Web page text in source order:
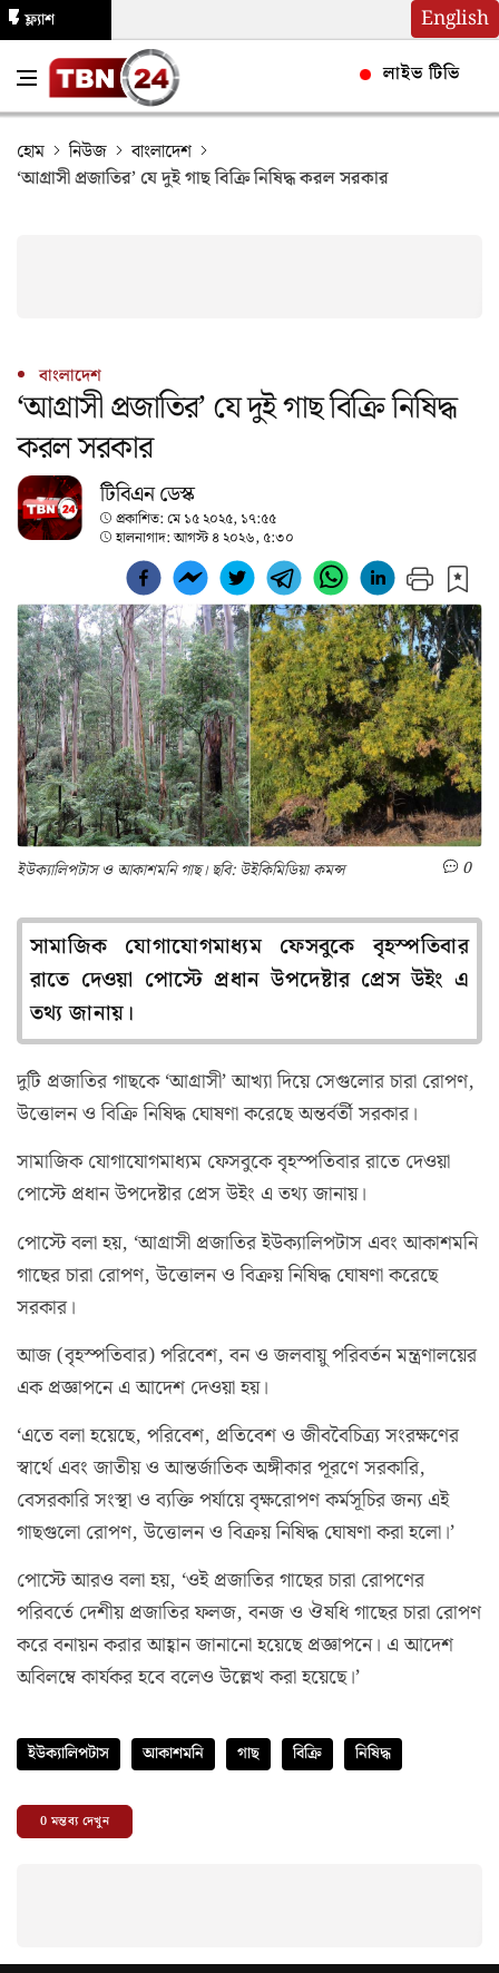
English
ফ্ল্যাশ
লাইভ টিভি
হোম নিউজ
বাংলাদেশ
‘আগ্রাসী প্রজাতির’ যে দুই গাছ বিক্রি নিষিদ্ধ করল সরকার
বাংলাদেশ
‘আগ্রাসী প্রজাতির’ যে দুই গাছ বিক্রি নিষিদ্ধ
করল সরকার
টিবিএন ডেস্ক
প্রকাশিত: মে ১৫ ২০২৫, ১৭:৫৫
হালনাগাদ:আগস্ট ৪ ২০২৬, ৫:৩০
ইউক্যালিপটাস ও আকাশমনি গাছ। ছবি: উইকিমিডিয়া কমন্স 0
সামাজিক যোগাযোগমাধ্যম ফেসবুকে বৃহস্পতিবার
রাতে দেওয়া পোস্টে প্রধান উপদেষ্টার প্রেস উইং এ
তথ্য জানায়।
দুটি প্রজাতির গাছকে ‘আগ্রাসী’ আখ্যা দিয়ে সেগুলোর চারা রোপণ,
উত্তোলন ও বিক্রি নিষিদ্ধ ঘোষণা করেছে অন্তর্বর্তী সরকার।
সামাজিক যোগাযোগমাধ্যম ফেসবুকে বৃহস্পতিবার রাতে দেওয়া
পোস্টে প্রধান উপদেষ্টার প্রেস উইং এ তথ্য জানায়।
পোস্টে বলা হয়, ‘আগ্রাসী প্রজাতির ইউক্যালিপটাস এবং আকাশমনি
গাছের চারা রোপণ, উত্তোলন ও বিক্রয় নিষিদ্ধ ঘোষণা করেছে
সরকার।
আজ (বৃহস্পতিবার) পরিবেশ, বন ও জলবায়ু পরিবর্তন মন্ত্রণালয়ের
এক প্রজ্ঞাপনে এ আদেশ দেওয়া হয়।
‘এতে বলা হয়েছে, পরিবেশ, প্রতিবেশ ও জীববৈচিত্র্য সংরক্ষণের
স্বার্থে এবং জাতীয় ও আন্তর্জাতিক অঙ্গীকার পূরণে সরকারি,
বেসরকারি সংস্থা ও ব্যক্তি পর্যায়ে বৃক্ষরোপণ কর্মসূচির জন্য এই
গাছগুলো রোপণ, উত্তোলন ও বিক্রয় নিষিদ্ধ ঘোষণা করা হলো।’
পোস্টে আরও বলা হয়, ‘ওই প্রজাতির গাছের চারা রোপণের
পরিবর্তে দেশীয় প্রজাতির ফলজ, বনজ ও ঔষধি গাছের চারা রোপণ
করে বনায়ন করার আহ্বান জানানো হয়েছে প্রজ্ঞাপনে। এ আদেশ
অবিলম্বে কার্যকর হবে বলেও উল্লেখ করা হয়েছে।’
ইউক্যালিপটাস আকাশমনি গাছ বিক্রি নিষিদ্ধ
0মন্তব্য দেখুন